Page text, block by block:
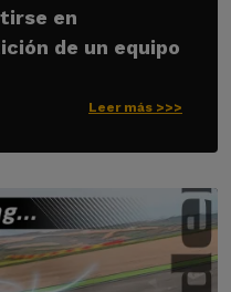
en
de un equipo
Leer más >>>